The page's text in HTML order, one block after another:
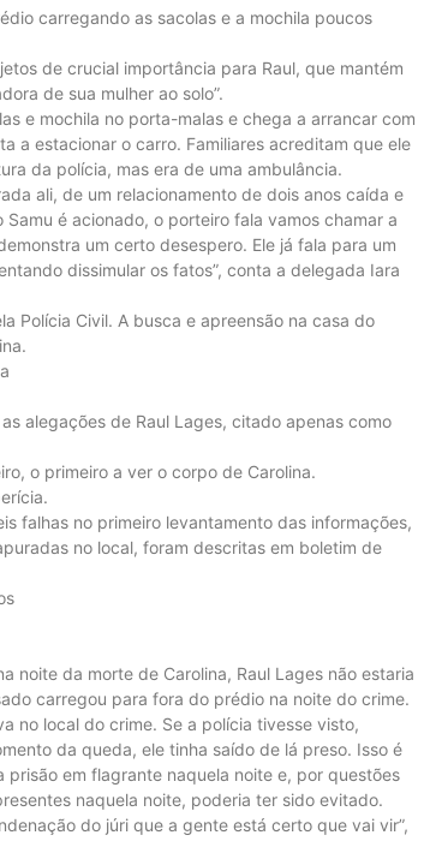
carregando as sacolas e a mochila poucos
de crucial importância para Raul, que mantém
de sua mulher ao solo”.
e mochila no porta-malas e chega a arrancar com
a estacionar o carro. Familiares acreditam que ele
da polícia, mas era de uma ambulância.
ali, de um relacionamento de dois anos caída e
é acionado, o porteiro fala vamos chamar a
um certo desespero. Ele já fala para um
dissimular os fatos”, conta a delegada Iara
Polícia Civil. A busca e apreensão na casa do
alegações de Raul Lages, citado apenas como
o primeiro a ver o corpo de Carolina.
falhas no primeiro levantamento das informações,
no local, foram descritas em boletim de
noite da morte de Carolina, Raul Lages não estaria
carregou para fora do prédio na noite do crime.
no local do crime. Se a polícia tivesse visto,
da queda, ele tinha saído de lá preso. Isso é
em flagrante naquela noite e, por questões
naquela noite, poderia ter sido evitado.
do júri que a gente está certo que vai vir”,